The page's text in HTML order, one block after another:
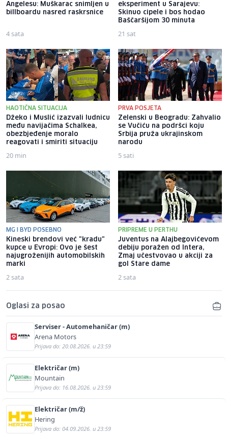
Angelesu: Muškarac snimljen u
billboardu nasred raskrsnice
4 sata
eksperiment u Sarajevu:
Skinuo cipele i bos hodao
Baščaršijom 30 minuta
21 sat
HAOTIČNA SITUACIJA
Džeko i Muslić izazvali ludnicu
među navijačima Schalkea,
obezbjeđenje moralo
reagovati i smiriti situaciju
20 min
PRVA POSJETA
Zelenski u Beogradu: Zahvalio
se Vučiću na podršci koju
Srbija pruža ukrajinskom
narodu
5 sati
MG I BYD POSEBNO
Kineski brendovi već "kradu"
kupce u Evropi: Ovo je šest
najugroženijih automobilskih
marki
2 sata
PRIPREME U PERTHU
Juventus na Alajbegovićevom
debiju poražen od Intera,
Zmaj učestvovao u akciji za
gol Stare dame
2 sata
Oglasi za posao
Serviser - Automehaničar (m)
Arena Motors
Prijava do: 20.08.2026. u 23:59
Električar (m)
Mountain
Prijava do: 16.08.2026. u 23:59
Električar (m/ž)
Hering
Prijava do: 04.09.2026. u 23:59